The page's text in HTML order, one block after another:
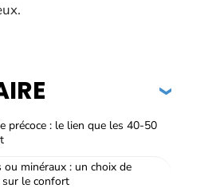
précoce : le lien que les 40-50
ou minéraux : un choix de
sur le confort